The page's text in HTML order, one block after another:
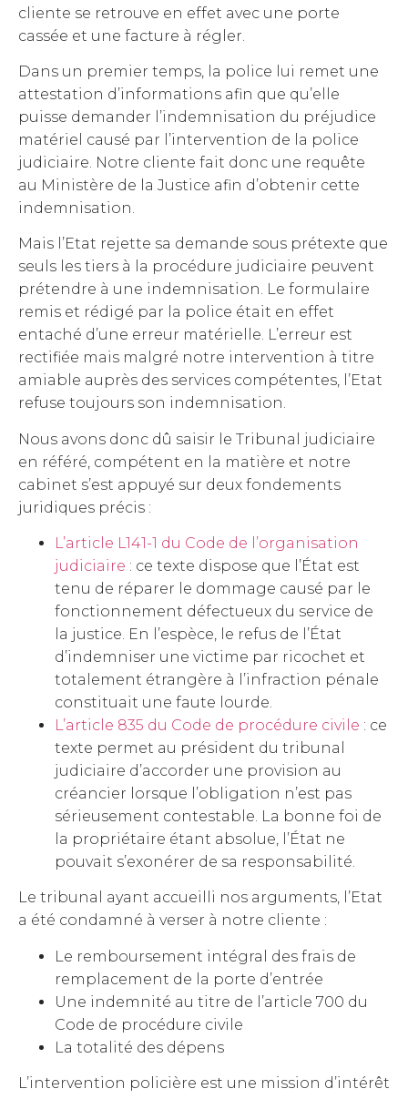
cliente se retrouve en effet avec une porte
cassée et une facture à régler.
Dans un premier temps, la police lui remet une
attestation d’informations afin que qu’elle
puisse demander l’indemnisation du préjudice
matériel causé par l’intervention de la police
judiciaire. Notre cliente fait donc une requête
au Ministère de la Justice afin d’obtenir cette
indemnisation.
Mais l’Etat rejette sa demande sous prétexte que
seuls les tiers à la procédure judiciaire peuvent
prétendre à une indemnisation. Le formulaire
remis et rédigé par la police était en effet
entaché d’une erreur matérielle. L’erreur est
rectifiée mais malgré notre intervention à titre
amiable auprès des services compétentes, l’Etat
refuse toujours son indemnisation.
Nous avons donc dû saisir le Tribunal judiciaire
en référé, compétent en la matière et notre
cabinet s’est appuyé sur deux fondements
juridiques précis :
L’article L141-1 du Code de l’organisation
judiciaire : ce texte dispose que l’État est
tenu de réparer le dommage causé par le
fonctionnement défectueux du service de
la justice. En l’espèce, le refus de l’État
d’indemniser une victime par ricochet et
totalement étrangère à l’infraction pénale
constituait une faute lourde.
L’article 835 du Code de procédure civile : ce
texte permet au président du tribunal
judiciaire d’accorder une provision au
créancier lorsque l’obligation n’est pas
sérieusement contestable. La bonne foi de
la propriétaire étant absolue, l’État ne
pouvait s’exonérer de sa responsabilité.
Le tribunal ayant accueilli nos arguments, l’Etat
a été condamné à verser à notre cliente :
Le remboursement intégral des frais de
remplacement de la porte d’entrée
Une indemnité au titre de l’article 700 du
Code de procédure civile
La totalité des dépens
L’intervention policière est une mission d’intérêt